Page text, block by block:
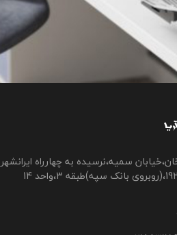
سمیه،نرسیده به چهارراه ایرانشهر